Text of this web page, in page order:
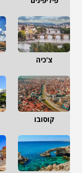
צ'כיה
קוסובו